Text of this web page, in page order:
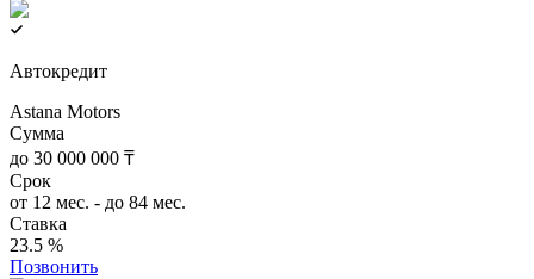
Автокредит
Astana Motors
Сумма
до 30 000 000 ₸
Срок
от 12 мес. - до 84 мес.
Ставка
23.5 %
Позвонить